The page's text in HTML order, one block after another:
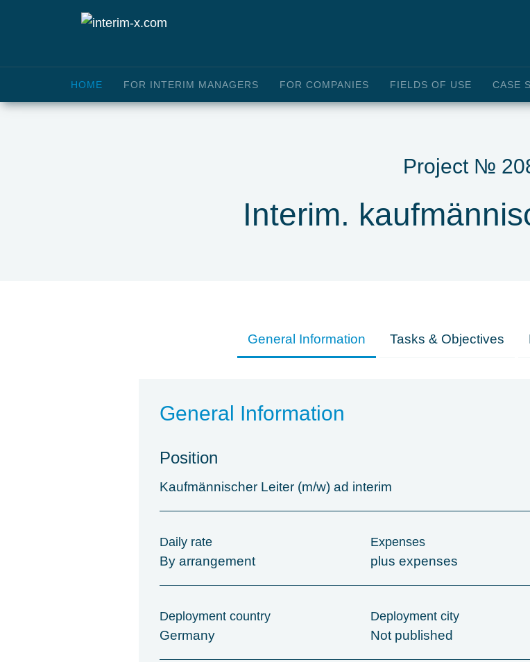
HOME FOR INTERIM MANAGERS FOR COMPANIES FIELDS OF USE CASE
Project №
Interim.
General Information Tasks & Objectives
General Information
Position
Kaufmännischer Leiter (m/w) ad interim
Daily rate
By arrangement
Expenses
plus expenses
Deployment country
Germany
Deployment city
Not published